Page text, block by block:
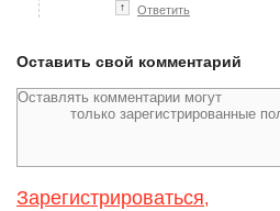
↑ Ответить
Оставить свой комментарий
Зарегистрироваться,